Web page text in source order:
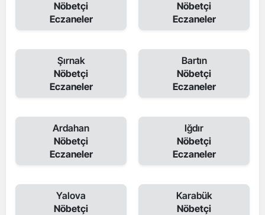
Nöbetçi
Eczaneler
Nöbetçi
Eczaneler
Şırnak
Nöbetçi
Eczaneler
Bartın
Nöbetçi
Eczaneler
Ardahan
Nöbetçi
Eczaneler
Iğdır
Nöbetçi
Eczaneler
Yalova
Nöbetçi
Karabük
Nöbetçi